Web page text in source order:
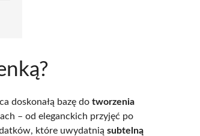
doskonałą bazę do tworzenia
– od eleganckich przyjęć po
które uwydatnią subtelną